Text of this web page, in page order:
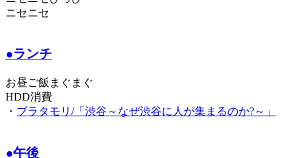
ニセニセ
●ランチ
お昼ご飯まぐまぐ
HDD消費
・ ブラタモリ/「渋谷～なぜ渋谷に人が集まるのか?～」
●午後